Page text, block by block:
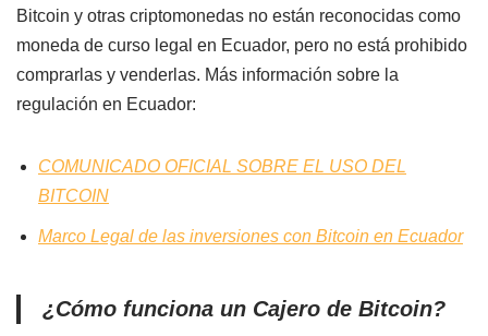
Bitcoin y otras criptomonedas no están reconocidas como
moneda de curso legal en Ecuador, pero no está prohibido
comprarlas y venderlas. Más información sobre la
regulación en Ecuador:
COMUNICADO OFICIAL SOBRE EL USO DEL
BITCOIN
Marco Legal de las inversiones con Bitcoin en Ecuador
¿Cómo funciona un Cajero de Bitcoin?